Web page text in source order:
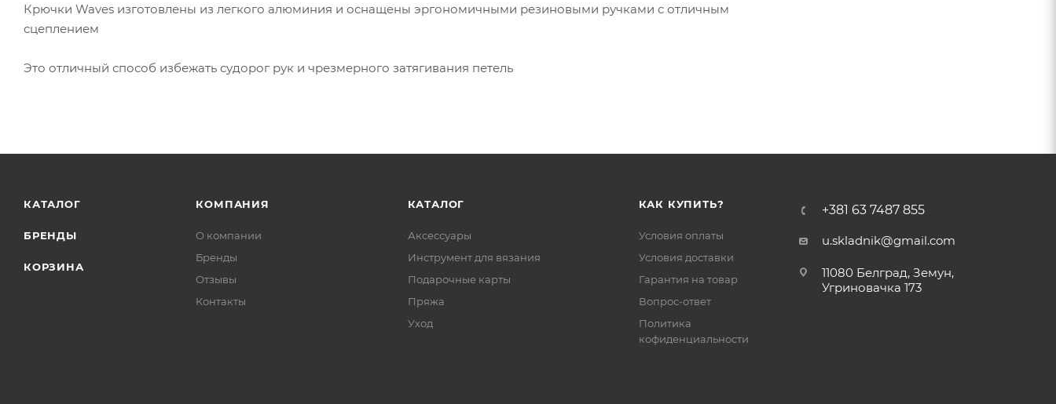
Крючки Waves изготовлены из легкого алюминия и оснащены эргономичными резиновыми ручками с отличным
сцеплением
Это отличный способ избежать судорог рук и чрезмерного затягивания петель
КАТАЛОГ
БРЕНДЫ
КОРЗИНА
КОМПАНИЯ
О компании
Бренды
Отзывы
Контакты
КАТАЛОГ
Аксессуары
Инструмент для вязания
Подарочные карты
Пряжа
Уход
КАК КУПИТЬ?
Условия оплаты
Условия доставки
Гарантия на товар
Вопрос-ответ
Политика
кофиденциальности
+381 63 7487 855
u.skladnik@gmail.com
11080 Белград, Земун,
Угриновачка 173